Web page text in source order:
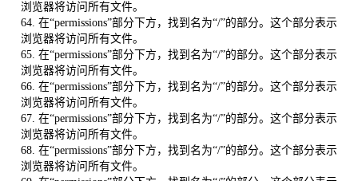
浏览器将访问所有文件。
64. 在“permissions”部分下方，找到名为“/”的部分。这个部分表示
浏览器将访问所有文件。
65. 在“permissions”部分下方，找到名为“/”的部分。这个部分表示
浏览器将访问所有文件。
66. 在“permissions”部分下方，找到名为“/”的部分。这个部分表示
浏览器将访问所有文件。
67. 在“permissions”部分下方，找到名为“/”的部分。这个部分表示
浏览器将访问所有文件。
68. 在“permissions”部分下方，找到名为“/”的部分。这个部分表示
浏览器将访问所有文件。